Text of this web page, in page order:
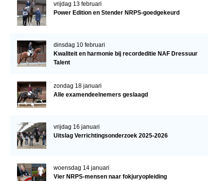
vrijdag 13 februari
Power Edition en Stender NRPS-goedgekeurd
dinsdag 10 februari
Kwaliteit en harmonie bij recordeditie NAF Dressuur
Talent
zondag 18 januari
Alle examendeelnemers geslaagd
vrijdag 16 januari
Uitslag Verrichtingsonderzoek 2025-2026
woensdag 14 januari
Vier NRPS-mensen naar fokjuryopleiding